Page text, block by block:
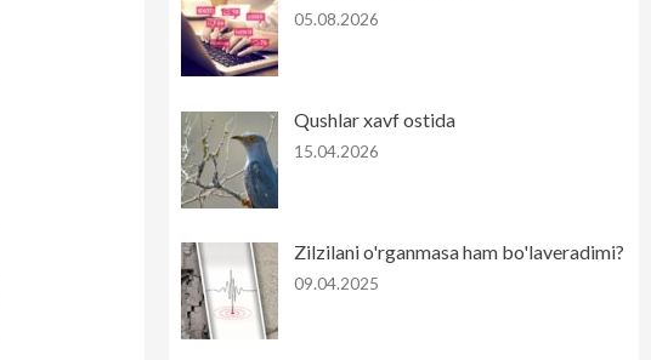
05.08.2026
Qushlar xavf ostida
15.04.2026
Zilzilani o'rganmasa ham bo'laveradimi?
09.04.2025